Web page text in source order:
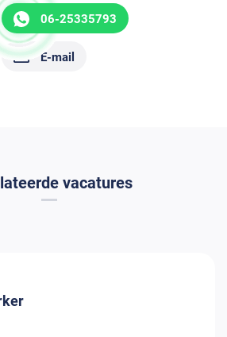
06-25335793
E-mail
vacatures